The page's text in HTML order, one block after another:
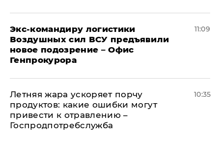
Экс-командиру логистики
Воздушных сил ВСУ предъявили
новое подозрение – Офис
Генпрокурора
11:09
Летняя жара ускоряет порчу
продуктов: какие ошибки могут
привести к отравлению –
Госпродпотребслужба
10:35